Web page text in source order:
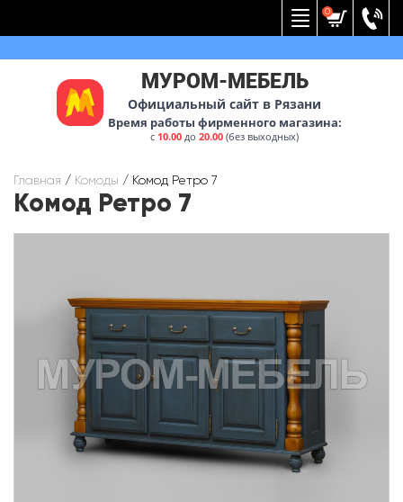
0
МУРОМ-МЕБЕЛЬ
Официальный сайт в Рязани
Время работы фирменного магазина:
с 10.00 до20.00 (без выходных)
Главная / Комоды / Комод Ретро 7
Комод Ретро 7